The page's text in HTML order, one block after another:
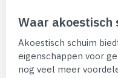
Waar akoestisch
Akoestisch schuim
eigenschappen voor
nog veel meer